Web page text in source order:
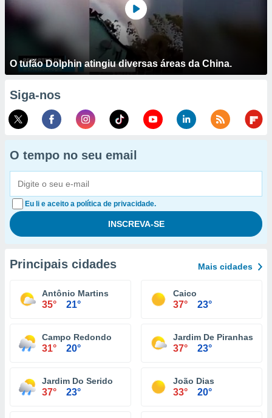
O tufão Dolphin atingiu diversas áreas da China.
Siga-nos
O tempo no seu email
Eu li e aceito a política de privacidade.
Principais cidades Mais cidades
Antônio Martins
35° 21°
Caico
37° 23°
Campo Redondo
31° 20°
Jardim De Piranhas
37° 23°
Jardim Do Serido
37° 23°
João Dias
33° 20°